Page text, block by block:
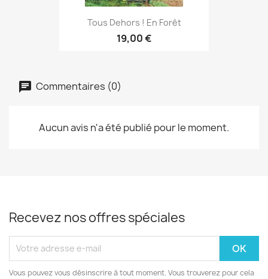
Tous Dehors ! En Forêt
19,00 €
Commentaires (0)
Aucun avis n'a été publié pour le moment.
Recevez nos offres spéciales
Vous pouvez vous désinscrire à tout moment. Vous trouverez pour cela